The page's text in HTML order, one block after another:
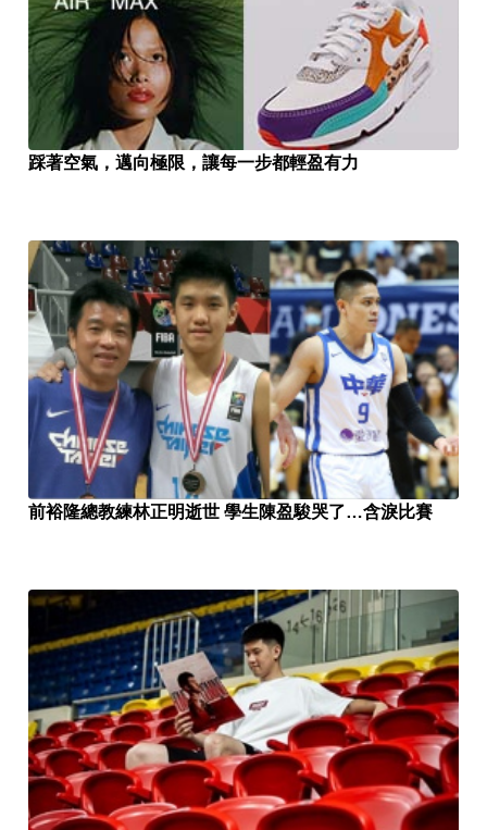
踩著空氣，邁向極限，讓每一步都輕盈有力
前裕隆總教練林正明逝世 學生陳盈駿哭了…含淚比賽